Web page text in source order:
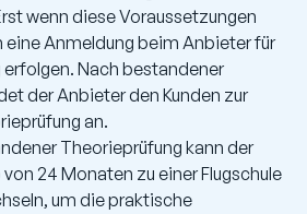
wenn diese Voraussetzungen
eine Anmeldung beim Anbieter für
erfolgen. Nach bestandener
der Anbieter den Kunden zur
an.
Theorieprüfung kann der
24 Monaten zu einer Flugschule
um die praktische